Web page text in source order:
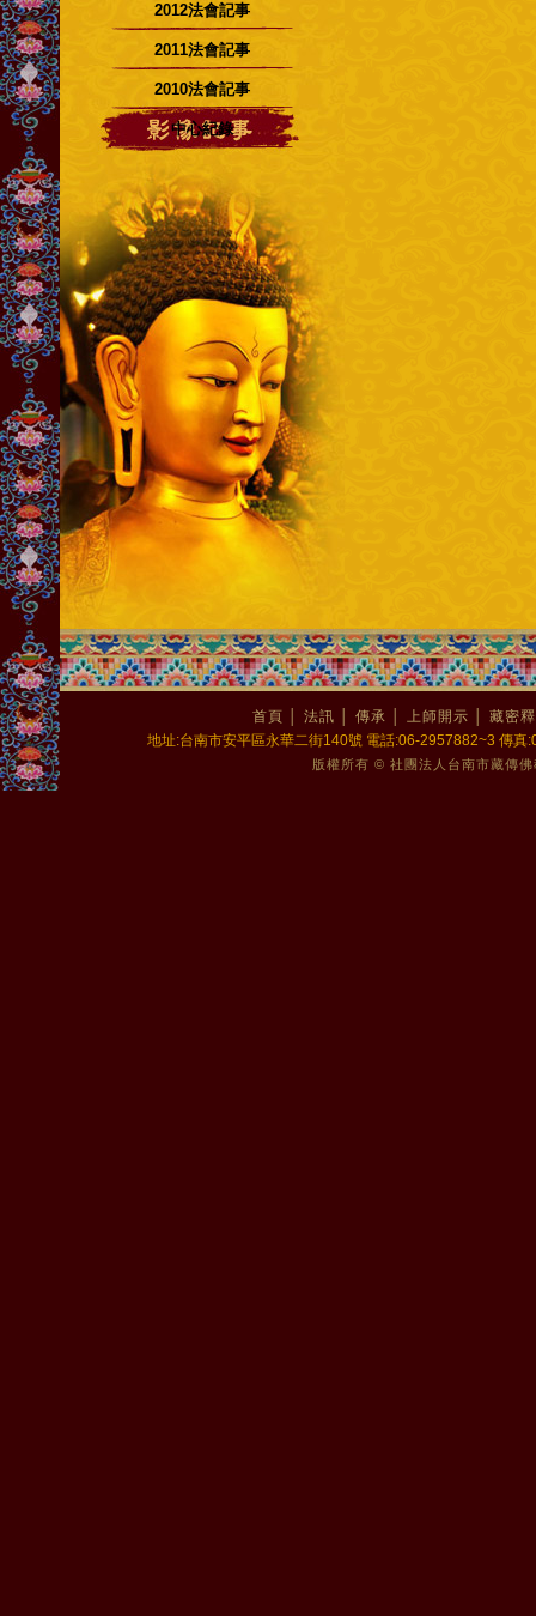
2012法會記事
2011法會記事
2010法會記事
中心紀錄
首頁 法訊 傳承 上師開示
藏密
地址:台南市安平區永華二街140號 電話:06-2957882~3 傳
版權所有 © 社團法人台南市藏傳